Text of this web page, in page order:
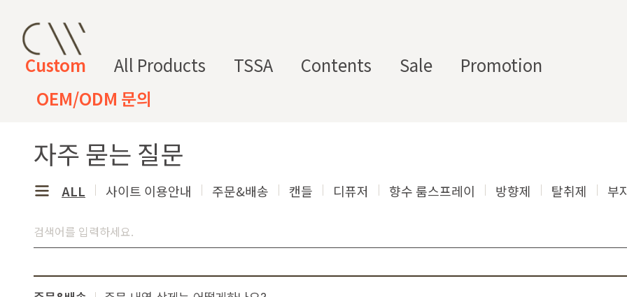
Custom All Products TSSA Contents Sale
Promotion
OEM/ODM 문의
CW 커스텀 블렌드 CW 커스텀 프래그런스
CW 커스텀 블렌드 서비스는 CW에서 제공하는 프래그런스 오일, 천연 원료, 조향 베이스, 조향 케미
다.
프래그런
천연
조향 베
고
구
프래그런스오일
프래그런스 오일 키트
싱글 플로럴
플로럴 부케
자주 묻는 질문
ALL 사이트 이용안내 주문&배송 캔들 디퓨저 향수 룸스프레이 방향제 탈취제 부